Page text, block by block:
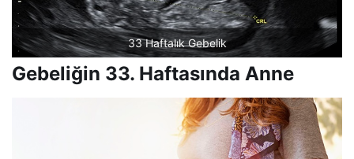
33 Haftalık Gebelik
Gebeliğin 33. Haftasında Anne